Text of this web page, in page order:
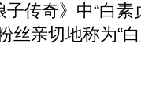
子传奇》中“白
丝亲切地称为“